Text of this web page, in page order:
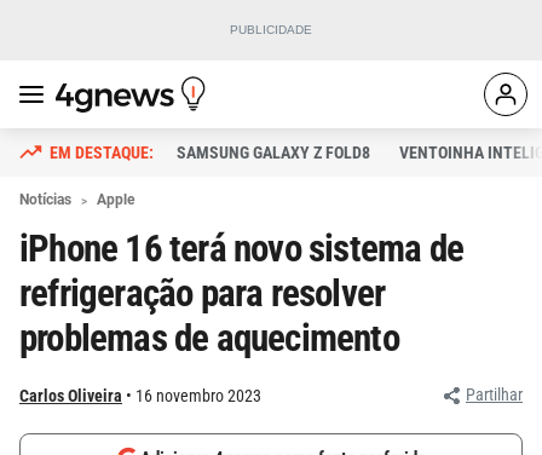
SAMSUNG GALAXY Z FOLD8 VENTOINHA
Notícias Apple
iPhone 16 terá novo sistema de
refrigeração para resolver
problemas de aquecimento
Carlos Oliveira 16 novembro 2023 Partilhar